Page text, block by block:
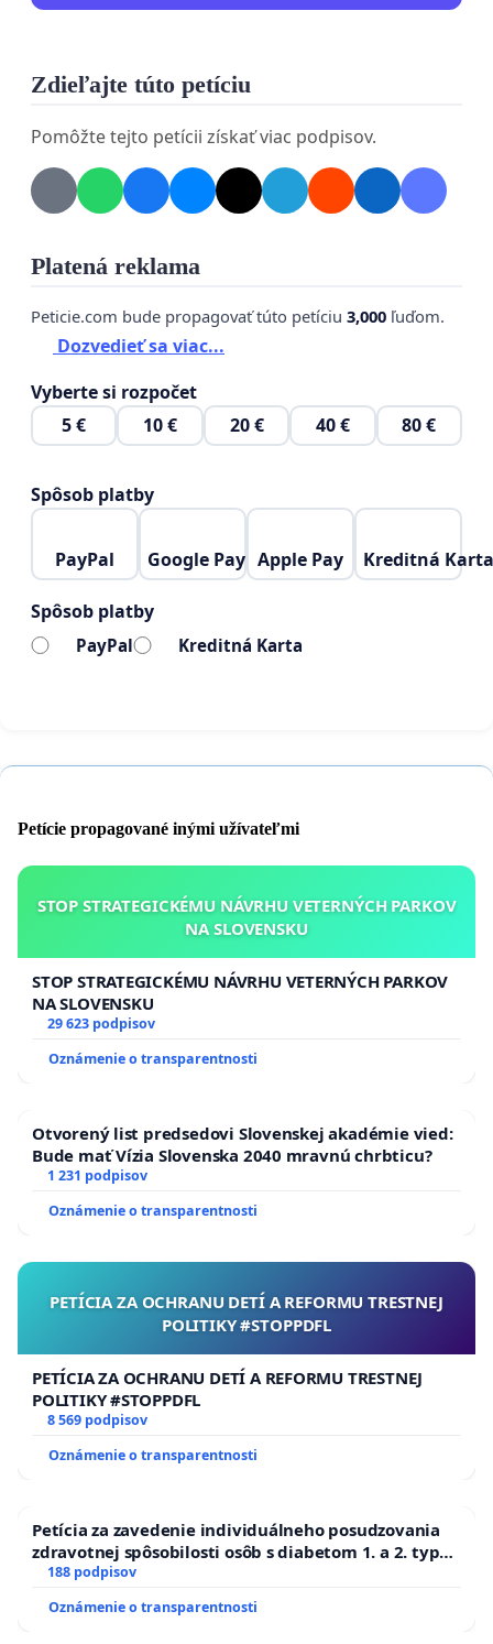
Zdieľajte túto petíciu
Pomôžte tejto petícii získať viac podpisov.
Platená reklama
Peticie.com bude propagovať túto petíciu 3,000 ľuďom.
Dozvedieť sa viac...
Vyberte si rozpočet
5 €
10 € 20 € 40 € 80 €
Spôsob platby
PayPal Google Pay Apple Pay Kreditná Karta
Spôsob platby
PayPal Kreditná Karta
Petície propagované inými užívateľmi
STOP STRATEGICKÉMU NÁVRHU VETERNÝCH PARKOV
NA SLOVENSKU
STOP STRATEGICKÉMU NÁVRHU VETERNÝCH PARKOV
NA SLOVENSKU
29 623 podpisov
Oznámenie o transparentnosti
Otvorený list predsedovi Slovenskej akadémie vied:
Bude mať Vízia Slovenska 2040 mravnú chrbticu?
1 231 podpisov
Oznámenie o transparentnosti
PETÍCIA ZA OCHRANU DETÍ A REFORMU TRESTNEJ
POLITIKY #STOPPDFL
PETÍCIA ZA OCHRANU DETÍ A REFORMU TRESTNEJ
POLITIKY #STOPPDFL
8 569 podpisov
Oznámenie o transparentnosti
Petícia za zavedenie individuálneho posudzovania
zdravotnej spôsobilosti osôb s diabetom 1. a 2. typu
pri prijímaní do Policajného zboru SR
188 podpisov
Oznámenie o transparentnosti